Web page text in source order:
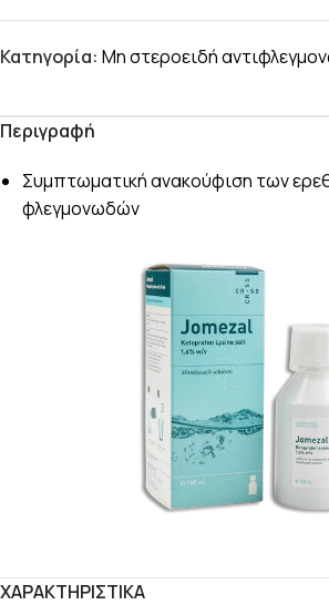
Κατηγορία: Μη στεροειδή
Περιγραφή
Συμπτωματική ανακούφιση των
φλεγμονωδών
ΧΑΡΑΚΤΗΡΙΣΤΙΚΑ